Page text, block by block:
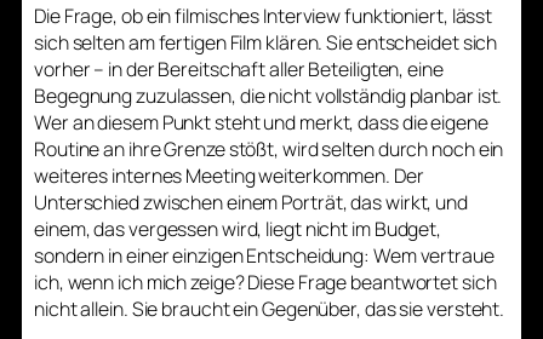
Die Frage, ob ein filmisches Interview funktioniert, lässt
sich selten am fertigen Film klären. Sie entscheidet sich
vorher – in der Bereitschaft aller Beteiligten, eine
Begegnung zuzulassen, die nicht vollständig planbar ist.
Wer an diesem Punkt steht und merkt, dass die eigene
Routine an ihre Grenze stößt, wird selten durch noch ein
weiteres internes Meeting weiterkommen. Der
Unterschied zwischen einem Porträt, das wirkt, und
einem, das vergessen wird, liegt nicht im Budget,
sondern in einer einzigen Entscheidung: Wem vertraue
ich, wenn ich mich zeige? Diese Frage beantwortet sich
nicht allein. Sie braucht ein Gegenüber, das sie versteht.